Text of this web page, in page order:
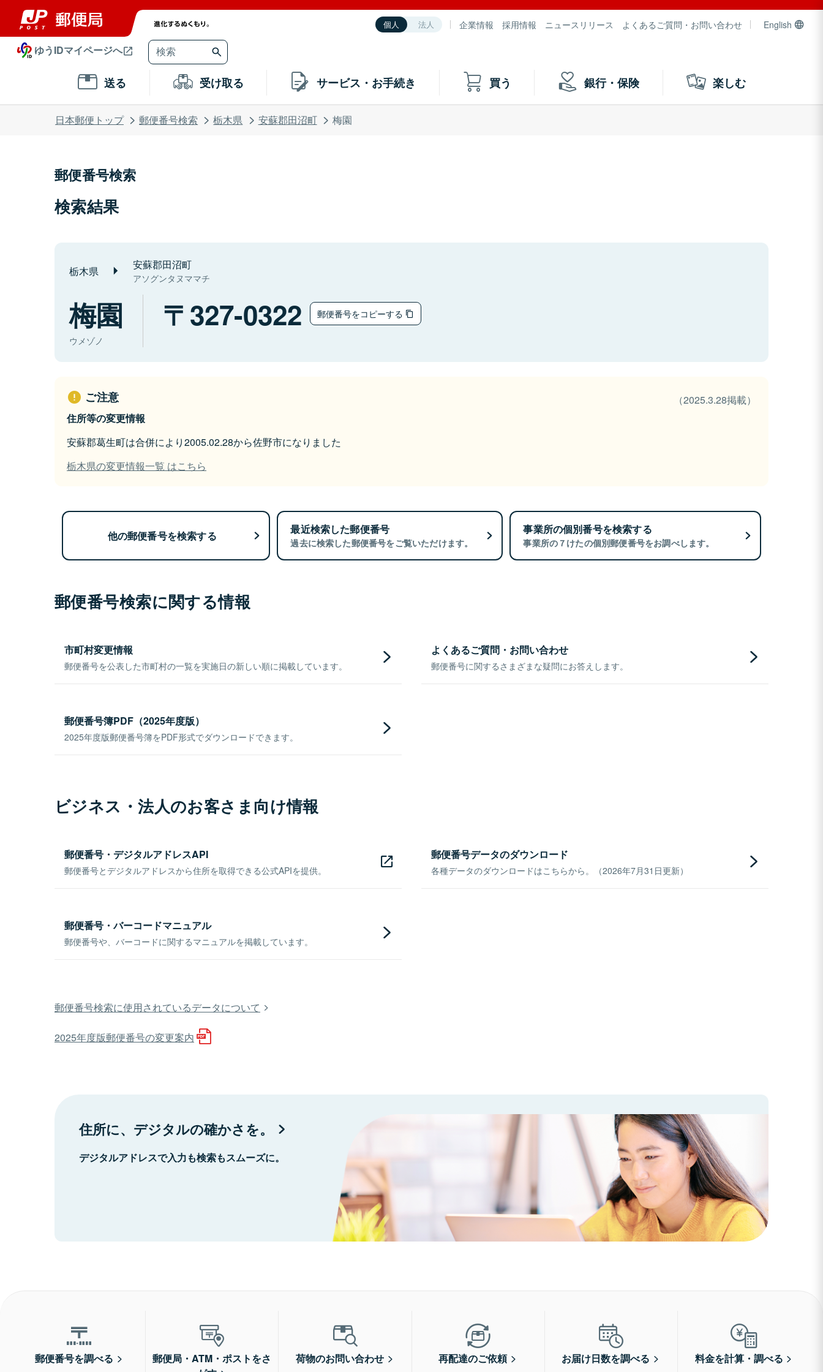
個人 法人 企業情報 採用情報 ニュースリリース よくあるご質問・お問い合わせ English
ゆうIDマイページへ
送る 受け取る サービス・お手続き 買う 銀行・保険 楽しむ
日本郵便トップ 郵便番号検索 栃木県 安蘇郡田沼町 梅園
郵便番号検索
検索結果
栃木県 安蘇郡田沼町
アソグンタヌママチ
梅園
ウメゾノ
327-0322 郵便番号をコピーする
ご注意
（2025.3.28掲載）
住所等の変更情報
安蘇郡葛生町は合併により2005.02.28から佐野市になりました
栃木県の変更情報一覧 はこちら
他の郵便番号を検索する 最近検索した郵便番号
過去に検索した郵便番号をご覧いただけます。
事業所の個別番号を検索する
事業所の７けたの個別郵便番号をお調べします。
郵便番号検索に関する情報
市町村変更情報
郵便番号を公表した市町村の一覧を実施日の新しい順に掲載しています。
よくあるご質問・お問い合わせ
郵便番号に関するさまざまな疑問にお答えします。
郵便番号簿PDF（2025年度版）
2025年度版郵便番号簿をPDF形式でダウンロードできます。
ビジネス・法人のお客さま向け情報
郵便番号・デジタルアドレスAPI
郵便番号とデジタルアドレスから住所を取得できる公式APIを提供。
郵便番号データのダウンロード
各種データのダウンロードはこちらから。（2026年7月31日更新）
郵便番号・バーコードマニュアル
郵便番号や、バーコードに関するマニュアルを掲載しています。
郵便番号検索に使用されているデータについて
2025年度版郵便番号の変更案内
住所に、デジタルの確かさを。
デジタルアドレスで入力も検索もスムーズに。
郵便番号を調べる
郵便局・ATM・ポストをさ
荷物のお問い合わせ 再配達のご依頼 お届け日数を調べる 料金を計算・調べる